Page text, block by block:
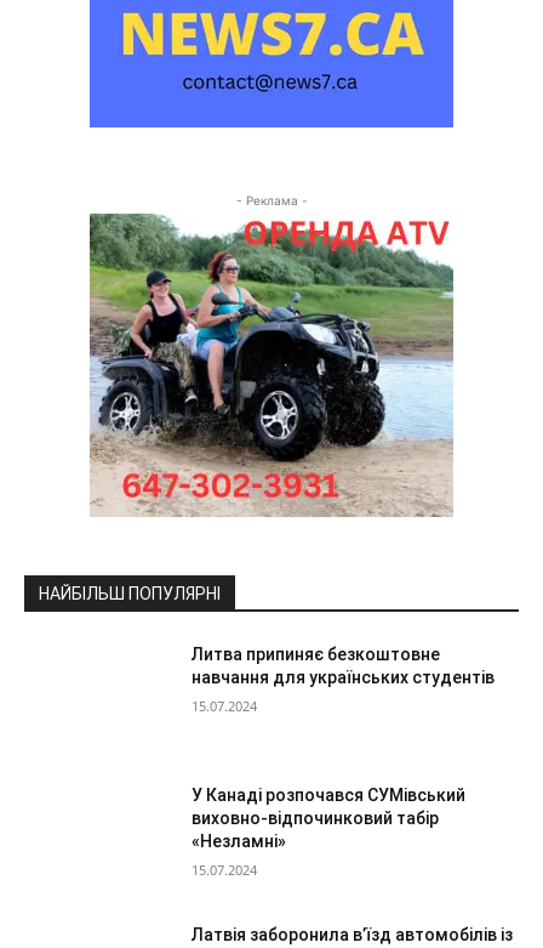
- Реклама -
НАЙБІЛЬШ ПОПУЛЯРНІ
Литва припиняє безкоштовне
навчання для українських студентів
15.07.2024
У Канаді розпочався СУМівський
виховно-відпочинковий табір
«Незламні»
15.07.2024
Латвія заборонила в’їзд автомобілів із